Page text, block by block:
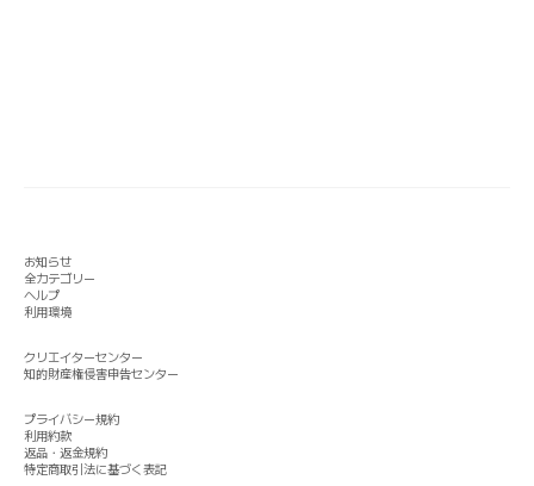
お知らせ
全カテゴリー
ヘルプ
利用環境
クリエイターセンター
知的財産権侵害申告センター
プライバシー規約
利用約款
返品・返金規約
特定商取引法に基づく表記